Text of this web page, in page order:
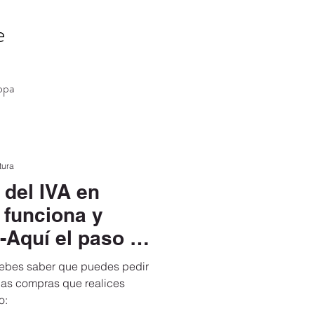
navidad 2019 y año nuevo
a Italia
del IVA en
funciona y
el paso a
saber que puedes pedir
compras que realices